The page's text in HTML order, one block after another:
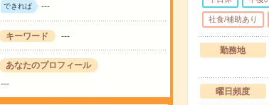
できれば ---
キーワード ---
あなたのプロフィール
---
社食/補助あり
勤務地
曜日頻度